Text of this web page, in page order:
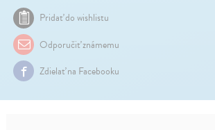
Pridať do wishlistu
Odporučiť známemu
Zdielať na Facebooku